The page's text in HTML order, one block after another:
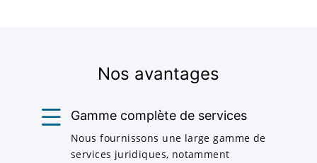
Nos avantages
Gamme complète de services
Nous fournissons une large gamme de
services juridiques, notamment